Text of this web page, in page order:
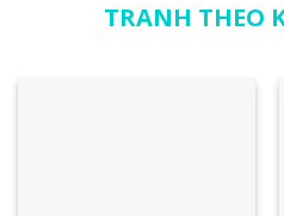
TRANH THEO